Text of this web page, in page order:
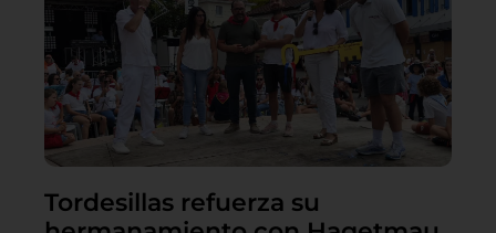
Tordesillas refuerza su